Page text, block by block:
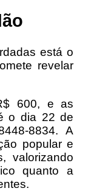
está o
revelar
600, e as
o dia 22 de
8834. A
popular e
valorizando
quanto a